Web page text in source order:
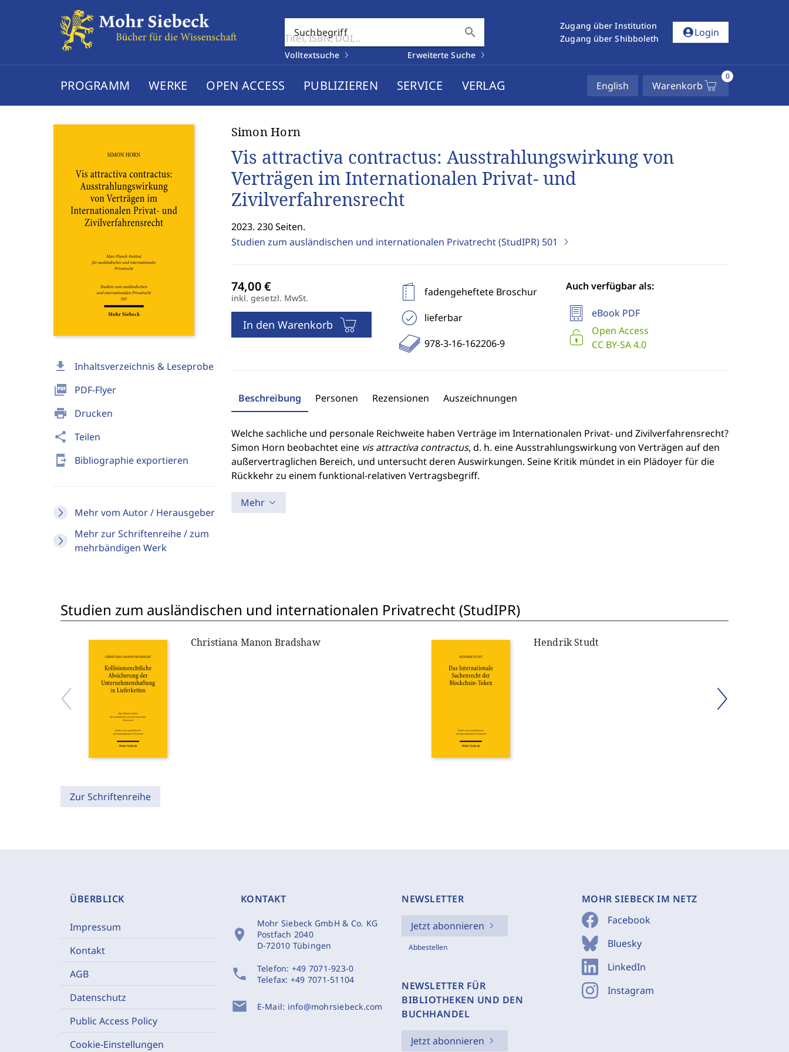
Suchbegriff search
Volltextsuche Erweiterte Suche
Zugang über Institution
Zugang über Shibboleth
account_circleLogin
PROGRAMM WERKE OPEN ACCESS PUBLIZIEREN SERVICE VERLAG English Warenkorb
0
download Inhaltsverzeichnis & Leseprobe
picture_as_pdf PDF-Flyer
print Drucken
share Teilen
send_to_mobile Bibliographie exportieren
Mehr vom Autor / Herausgeber
Mehr zur Schriftenreihe / zum
mehrbändigen Werk
Simon Horn
Vis attractiva contractus: Ausstrahlungswirkung von
Verträgen im Internationalen Privat- und
Zivilverfahrensrecht
2023. 230 Seiten.
Studien zum ausländischen und internationalen Privatrecht (StudIPR) 501
inkl. gesetzl. MwSt.
In den Warenkorb
fadengeheftete Broschur
lieferbar
978-3-16-162206-9
Auch verfügbar als:
eBook PDF
Open Access
CC BY-SA 4.0
Beschreibung Personen Rezensionen Auszeichnungen
Welche sachliche und personale Reichweite haben Verträge im Internationalen Privat- und Zivilverfahrensrecht?
Simon Horn beobachtet eine vis attractiva contractus, d. h. eine Ausstrahlungswirkung von Verträgen auf den
außervertraglichen Bereich, und untersucht deren Auswirkungen. Seine Kritik mündet in ein Plädoyer für die
Rückkehr zu einem funktional-relativen Vertragsbegriff.
Mehr
Studien zum ausländischen und internationalen Privatrecht (StudIPR)
Christiana Manon Bradshaw Hendrik Studt
Zur Schriftenreihe
ÜBERBLICK
Impressum
Kontakt
AGB
Datenschutz
Public Access Policy
Cookie-Einstellungen
KONTAKT
location_on
Mohr Siebeck GmbH & Co. KG
Postfach 2040
D-72010 Tübingen
phone Telefon: +49 7071-923-0
Telefax: +49 7071-51104
mail E-Mail: info@mohrsiebeck.com
NEWSLETTER
Jetzt abonnieren
Abbestellen
NEWSLETTER FÜR
BIBLIOTHEKEN UND DEN
BUCHHANDEL
Jetzt abonnieren
MOHR SIEBECK IM NETZ
Facebook
Bluesky
LinkedIn
Instagram